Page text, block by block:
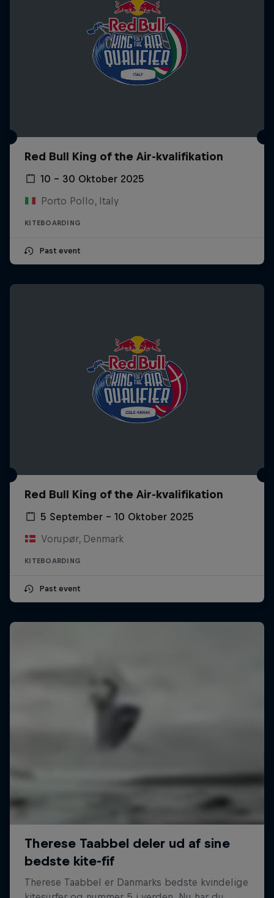
Red Bull King of the Air-kvalifikation
10 – 30 Oktober 2025
Porto Pollo, Italy
KITEBOARDING
Past event
Red Bull King of the Air-kvalifikation
5 September – 10 Oktober 2025
Vorupør, Denmark
KITEBOARDING
Past event